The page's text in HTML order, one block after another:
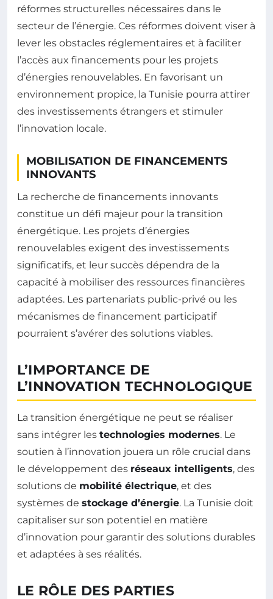
réformes structurelles nécessaires dans le
secteur de l’énergie. Ces réformes doivent viser à
lever les obstacles réglementaires et à faciliter
l’accès aux financements pour les projets
d’énergies renouvelables. En favorisant un
environnement propice, la Tunisie pourra attirer
des investissements étrangers et stimuler
l’innovation locale.
MOBILISATION DE FINANCEMENTS
INNOVANTS
La recherche de financements innovants
constitue un défi majeur pour la transition
énergétique. Les projets d’énergies
renouvelables exigent des investissements
significatifs, et leur succès dépendra de la
capacité à mobiliser des ressources financières
adaptées. Les partenariats public-privé ou les
mécanismes de financement participatif
pourraient s’avérer des solutions viables.
L’IMPORTANCE DE
L’INNOVATION TECHNOLOGIQUE
La transition énergétique ne peut se réaliser
sans intégrer les technologies modernes. Le
soutien à l’innovation jouera un rôle crucial dans
le développement des réseaux intelligents, des
solutions de mobilité électrique, et des
systèmes de stockage d’énergie. La Tunisie doit
capitaliser sur son potentiel en matière
d’innovation pour garantir des solutions durables
et adaptées à ses réalités.
LE RÔLE DES PARTIES